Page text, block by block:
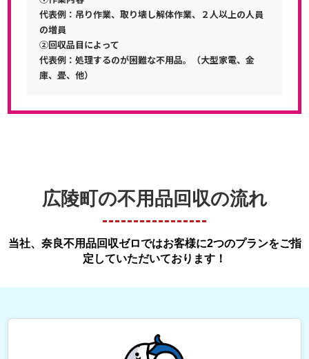
代表例：吊り作業、取り壊し解体作業、２人以上の人員
の増員
②回収品目によって
代表例：処理するのが困難な不用品。（大型家電、金
庫、畳、他）
広陵町の不用品回収の流れ
当社、奈良不用品回収ゼロではお客様に2つのプランをご指
定していただいております！